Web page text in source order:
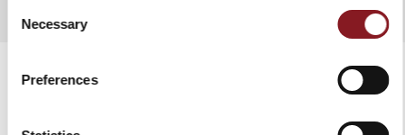
Selection
Necessary
Preferences